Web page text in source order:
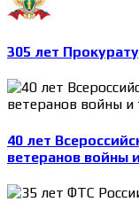
305 лет
40 лет
ветеранов войны